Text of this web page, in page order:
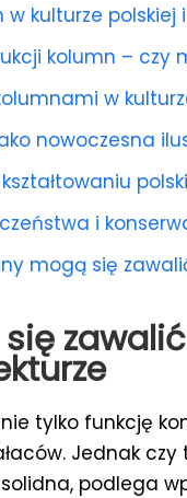
kulturze polskiej
kolumn – czy
w
nowoczesna
i
mogą się
tylko funkcję
Jednak
podlega